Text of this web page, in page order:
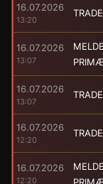
16.07.2026
13:20
16.07.2026
13:07
16.07.2026
13:07
16.07.2026
12:20
16.07.2026
12:20